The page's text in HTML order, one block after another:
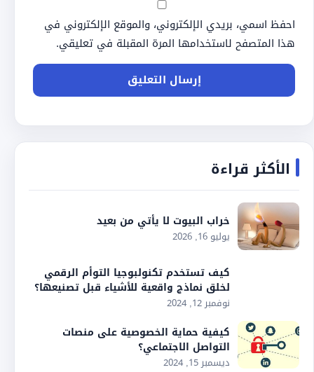
احفظ اسمي، بريدي الإلكتروني، والموقع الإلكتروني في
هذا المتصفح لاستخدامها المرة المقبلة في تعليقي.
الأكثر قراءة
خراب البيوت لا يأتي من بعيد
يوليو 16, 2026
كيف تستخدم تكنولبوجيا التوأم الرقمي
لخلق نماذج واقعية للأشياء قبل تصنيعها؟
نوفمبر 12, 2024
كيفية حماية الخصوصية على منصات
التواصل الاجتماعي؟
ديسمبر 15, 2024